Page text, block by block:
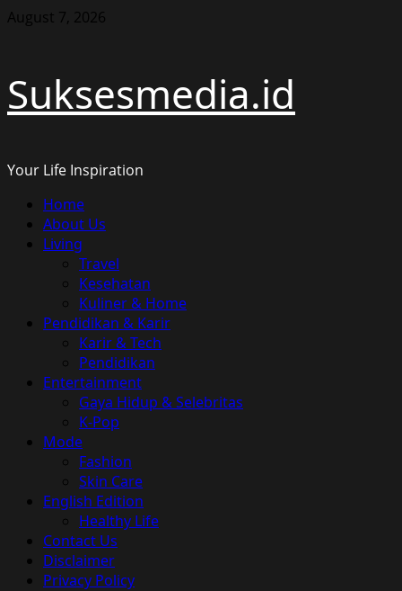
Skip
August 7, 2026
Suksesmedia.id
Your Life Inspiration
Primary
Menu
Home
About Us
Living
Travel
Kesehatan
Kuliner & Home
Pendidikan & Karir
Karir & Tech
Pendidikan
Entertainment
Gaya Hidup & Selebritas
K-Pop
Mode
Fashion
Skin Care
English Edition
Healthy Life
Contact Us
Disclaimer
Privacy Policy